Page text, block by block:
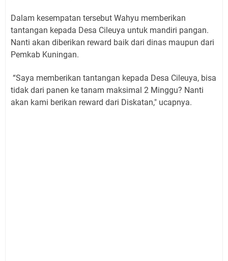
Dalam kesempatan tersebut Wahyu memberikan
tantangan kepada Desa Cileuya untuk mandiri pangan.
Nanti akan diberikan reward baik dari dinas maupun dari
Pemkab Kuningan.
“Saya memberikan tantangan kepada Desa Cileuya, bisa
tidak dari panen ke tanam maksimal 2 Minggu? Nanti
akan kami berikan reward dari Diskatan," ucapnya.